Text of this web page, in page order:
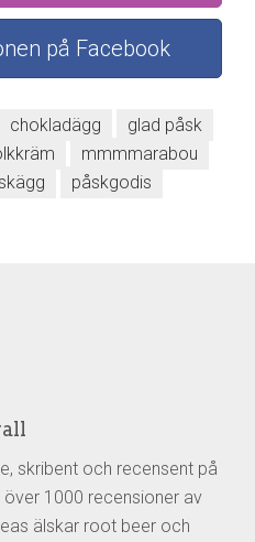
på Facebook
chokladägg
glad påsk
mmmmarabou
påskgodis
skribent och recensent på
1000 recensioner av
älskar root beer och